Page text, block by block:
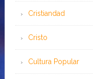
Cristiandad
Cristo
Cultura Popular